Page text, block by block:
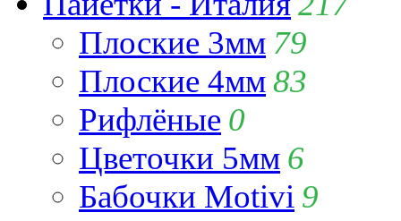
Плоские 3мм 79
Плоские 4мм83
Рифлёные 0
Цветочки 5мм 6
Бабочки Motivi 9